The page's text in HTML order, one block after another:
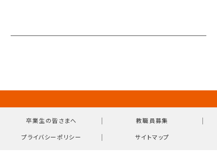
卒業生の皆さまへ ｜ 教職員募集 ｜
プライバシーポリシー ｜ サイトマップ